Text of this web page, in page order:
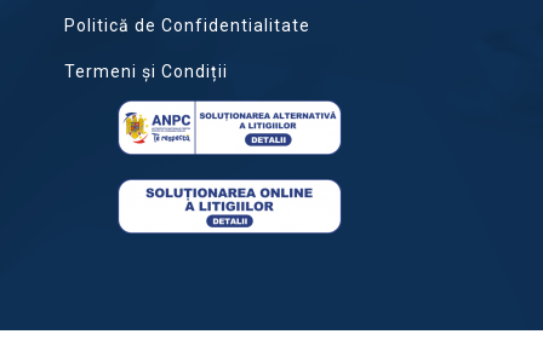
Politică de Confidentialitate
Termeni și Condiții